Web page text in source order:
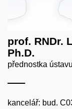
prof. RNDr.
Ph.D.
přednostka
kancelář: bud.